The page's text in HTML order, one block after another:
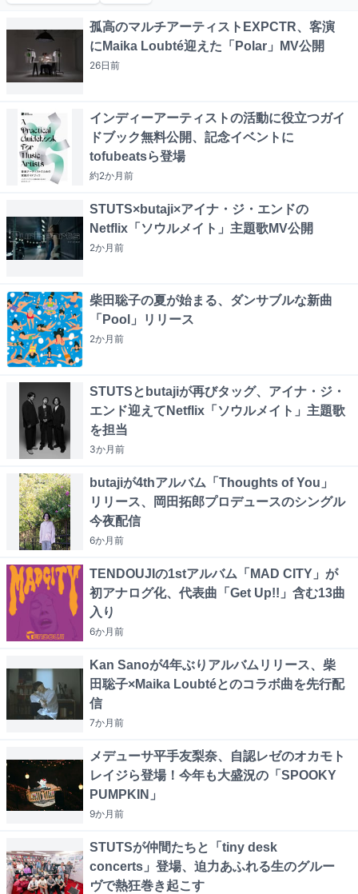
孤高のマルチアーティストEXPCTR、客演
にMaika Loubté迎えた「Polar」MV公開
26日前
インディーアーティストの活動に役立つガイ
ドブック無料公開、記念イベントに
tofubeatsら登場
約2か月前
STUTS×butaji×アイナ・ジ・エンドの
Netflix「ソウルメイト」主題歌MV公開
2か月前
柴田聡子の夏が始まる、ダンサブルな新曲
「Pool」リリース
2か月前
STUTSとbutajiが再びタッグ、アイナ・ジ・
エンド迎えてNetflix「ソウルメイト」主題歌
を担当
3か月前
butajiが4thアルバム「Thoughts of You」
リリース、岡田拓郎プロデュースのシングル
今夜配信
6か月前
TENDOUJIの1stアルバム「MAD CITY」が
初アナログ化、代表曲「Get Up!!」含む13曲
入り
6か月前
Kan Sanoが4年ぶりアルバムリリース、柴
田聡子×Maika Loubtéとのコラボ曲を先行配
信
7か月前
メデューサ平手友梨奈、自認レゼのオカモト
レイジら登場！今年も大盛況の「SPOOKY
PUMPKIN」
9か月前
STUTSが仲間たちと「tiny desk
concerts」登場、迫力あふれる生のグルー
ヴで熱狂巻き起こす